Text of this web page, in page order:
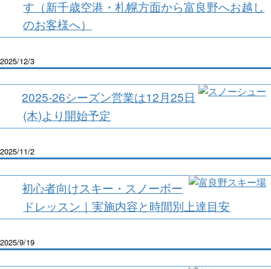
す（新千歳空港・札幌方面から富良野へお越し
のお客様へ）
2025/12/3
2025-26シーズン営業は12月25日
(木)より開始予定
2025/11/2
初心者向けスキー・スノーボー
ドレッスン｜実施内容と時間別上達目安
2025/9/19